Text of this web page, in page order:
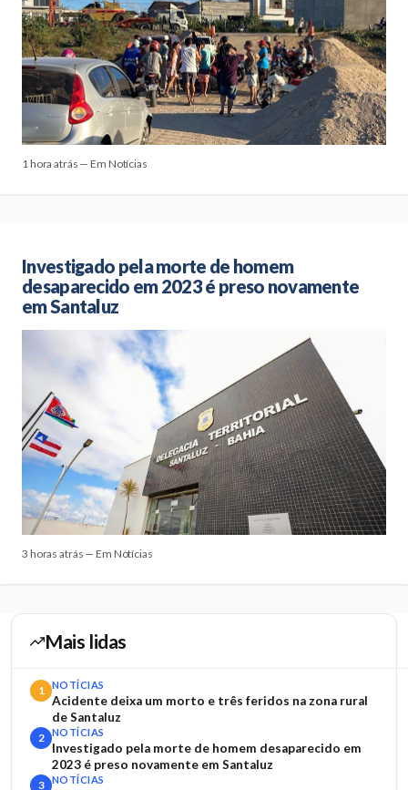
1 hora atrás — Em Notícias
Investigado pela morte de homem
desaparecido em 2023 é preso novamente
em Santaluz
3 horas atrás — Em Notícias
Mais lidas
1 NOTÍCIAS
Acidente deixa um morto e três feridos na zona rural
de Santaluz
2 NOTÍCIAS
Investigado pela morte de homem desaparecido em
2023 é preso novamente em Santaluz
3 NOTÍCIAS